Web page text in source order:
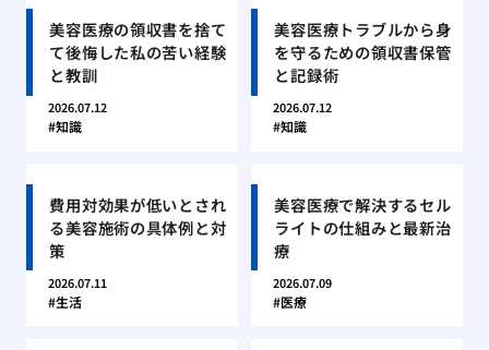
美容医療の領収書を捨て
て後悔した私の苦い経験
と教訓
2026.07.12
知識
美容医療トラブルから身
を守るための領収書保管
と記録術
2026.07.12
知識
費用対効果が低いとされ
る美容施術の具体例と対
策
2026.07.11
生活
美容医療で解決するセル
ライトの仕組みと最新治
療
2026.07.09
医療